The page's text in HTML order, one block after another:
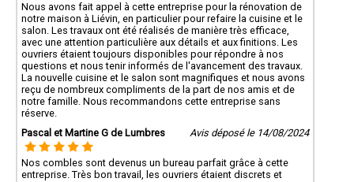
Nous avons fait appel à cette entreprise pour la rénovation de
notre maison à Liévin, en particulier pour refaire la cuisine et le
salon. Les travaux ont été réalisés de manière très efficace,
avec une attention particulière aux détails et aux finitions. Les
ouvriers étaient toujours disponibles pour répondre à nos
questions et nous tenir informés de l'avancement des travaux.
La nouvelle cuisine et le salon sont magnifiques et nous avons
reçu de nombreux compliments de la part de nos amis et de
notre famille. Nous recommandons cette entreprise sans
réserve.
Pascal et Martine G de Lumbres
Avis déposé le 14/08/2024
Nos combles sont devenus un bureau parfait grâce à cette
entreprise. Très bon travail, les ouvriers étaient discrets et